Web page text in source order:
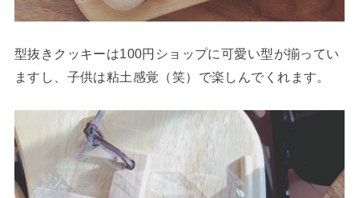
型抜きクッキーは100円ショップに可愛い型が揃ってい
ますし、子供は粘土感覚（笑）で楽しんでくれます。